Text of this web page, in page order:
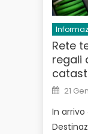
Rete
regali
Posted
on
21
In